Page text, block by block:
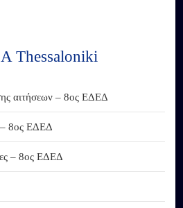
Thessaloniki
αιτήσεων – 8ος ΕΔΕΔ
– 8ος ΕΔΕΔ
– 8ος ΕΔΕΔ